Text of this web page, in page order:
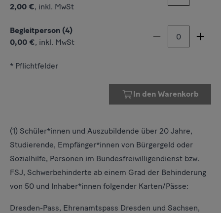
2,00 €, inkl. MwSt
Begleitperson (4)
0,00 €, inkl. MwSt Anzahl
* Pflichtfelder
In den Warenkorb
(1) Schüler*innen und Auszubildende über 20 Jahre,
Studierende, Empfänger*innen von Bürgergeld oder
Sozialhilfe, Personen im Bundesfreiwilligendienst bzw.
FSJ, Schwerbehinderte ab einem Grad der Behinderung
von 50 und Inhaber*innen folgender Karten/Pässe:
Dresden-Pass, Ehrenamtspass Dresden und Sachsen,